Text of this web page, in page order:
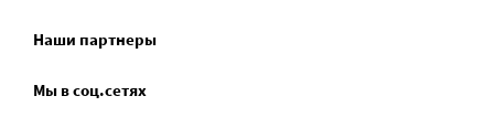
Наши партнеры
Мы в соц.сетях